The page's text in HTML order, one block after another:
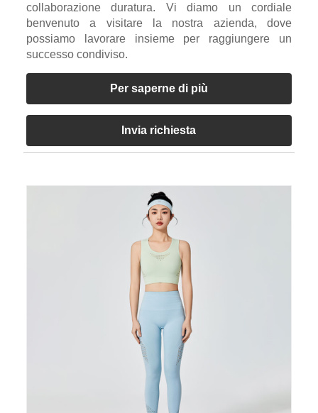
collaborazione duratura. Vi diamo un cordiale
benvenuto a visitare la nostra azienda, dove
possiamo lavorare insieme per raggiungere un
successo condiviso.
Per saperne di più
Invia richiesta